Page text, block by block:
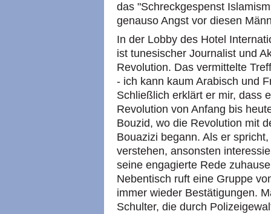
das "Schreckgespenst
genauso Angst vor diesen
In der Lobby des Hotel
ist tunesischer Journalist und
Revolution. Das vermittelte
- ich kann kaum Arabisch und
Schließlich erklärt er mir, dass
Revolution von Anfang bis
Bouzid, wo die Revolution mit
Bouazizi begann. Als er
verstehen, ansonsten
seine engagierte Rede
Nebentisch ruft eine Gruppe
immer wieder Bestätigungen.
Schulter, die durch